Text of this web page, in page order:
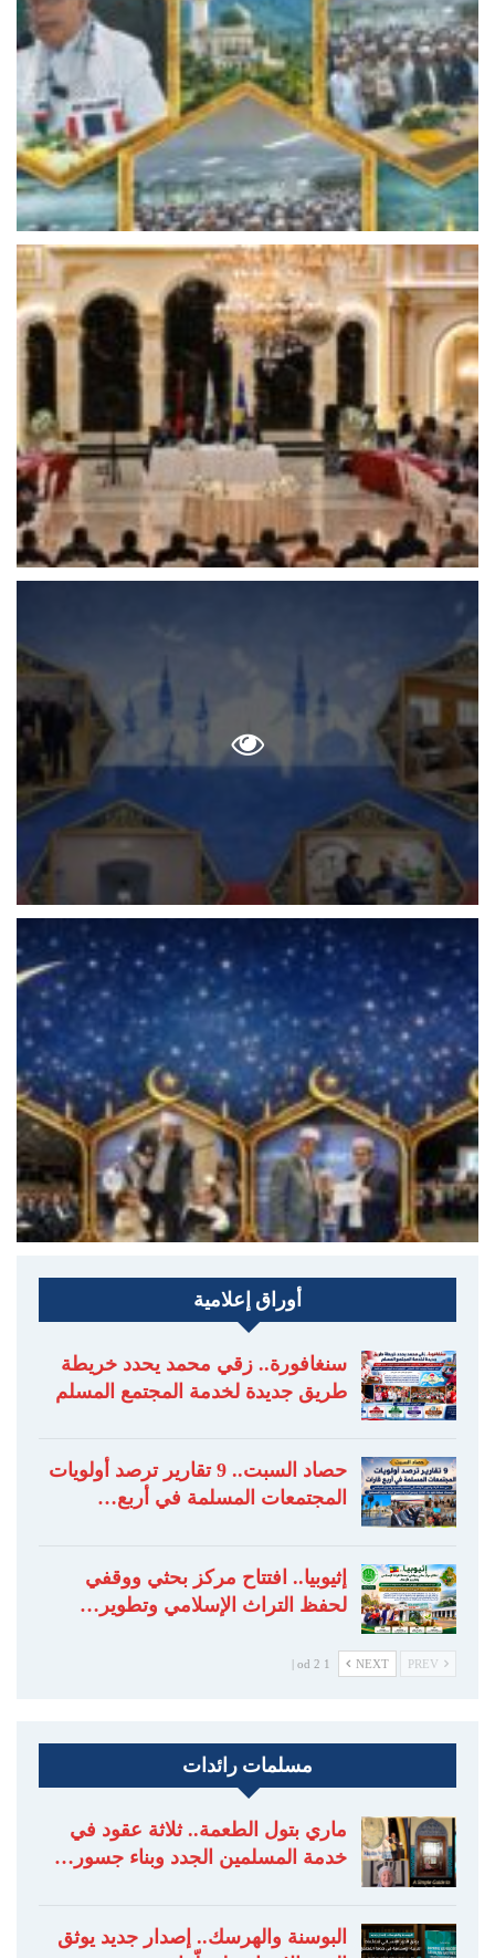
أوراق إعلامية
سنغافورة.. زقي محمد يحدد خريطة
طريق جديدة لخدمة المجتمع المسلم
حصاد السبت.. 9 تقارير ترصد أولويات
المجتمعات المسلمة في أربع…
إثيوبيا.. افتتاح مركز بحثي ووقفي
لحفظ التراث الإسلامي وتطوير…
NEXT
1 od 2 |
مسلمات رائدات
ماري بتول الطعمة.. ثلاثة عقود في
خدمة المسلمين الجدد وبناء جسور…
البوسنة والهرسك.. إصدار جديد يوثق